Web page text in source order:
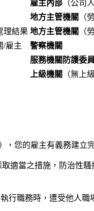
雇主內部 （公司
地方主管機關 （
理結果 地方主管機關 （
/雇主 警察機關
服務機關防護委
上級機關 （無上
您的雇主有義務建立
取適當之措施，防治
行職務時，遭受他人職